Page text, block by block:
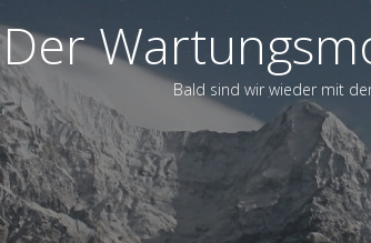
Der
Bald sind wir wieder mit